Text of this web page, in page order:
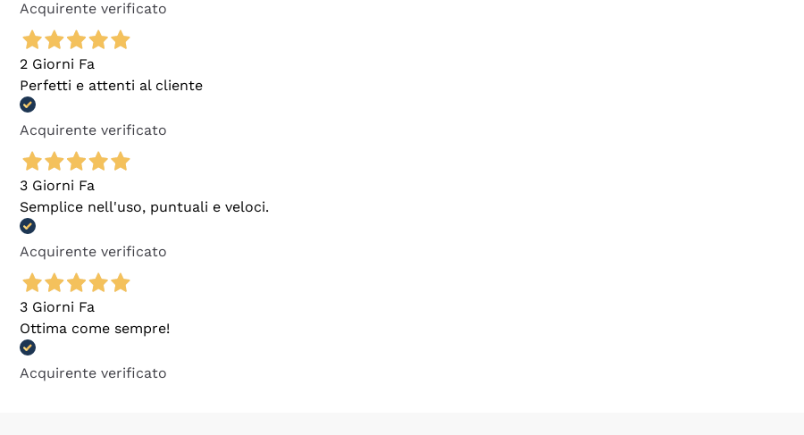
Acquirente verificato
2 Giorni Fa
Perfetti e attenti al cliente
Acquirente verificato
3 Giorni Fa
Semplice nell'uso, puntuali e veloci.
Acquirente verificato
3 Giorni Fa
Ottima come sempre!
Acquirente verificato